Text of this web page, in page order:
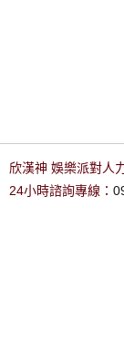
欣漢神 娛樂派對人
24小時諮詢專線：